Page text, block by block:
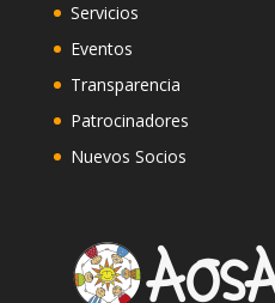
Servicios
Eventos
Transparencia
Patrocinadores
Nuevos Socios